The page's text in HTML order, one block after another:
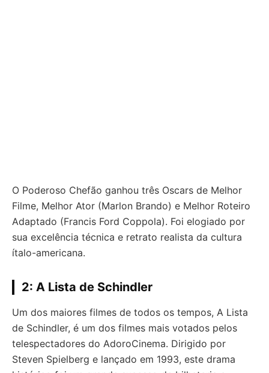
O Poderoso Chefão ganhou três Oscars de Melhor
Filme, Melhor Ator (Marlon Brando) e Melhor Roteiro
Adaptado (Francis Ford Coppola). Foi elogiado por
sua excelência técnica e retrato realista da cultura
ítalo-americana.
2: A Lista de Schindler
Um dos maiores filmes de todos os tempos, A Lista
de Schindler, é um dos filmes mais votados pelos
telespectadores do AdoroCinema. Dirigido por
Steven Spielberg e lançado em 1993, este drama